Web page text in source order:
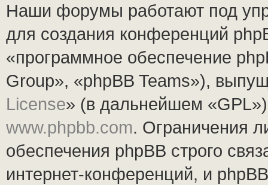
Наши форумы работают под
для создания конференций
«программное обеспечение
Group», «phpBB Teams»),
License» (в дальнейшем
www.phpbb.com. Ограничения
обеспечения phpBB строго
интернет-конференций, и